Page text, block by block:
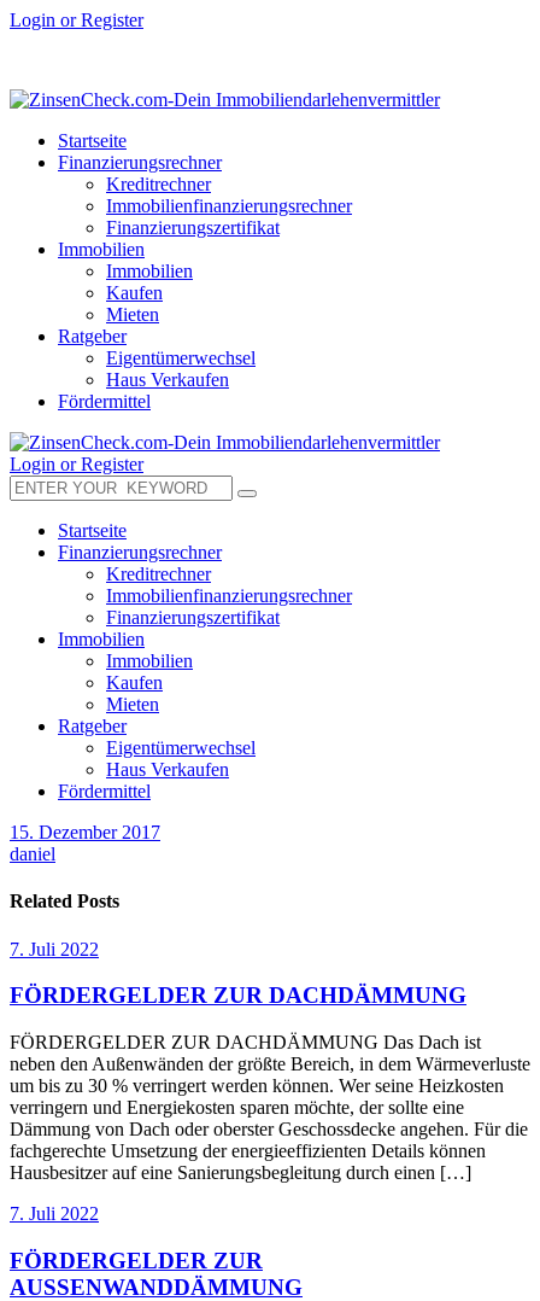
Login or Register
Startseite
Finanzierungsrechner
Kreditrechner
Immobilienfinanzierungsrechner
Finanzierungszertifikat
Immobilien
Immobilien
Kaufen
Mieten
Ratgeber
Eigentümerwechsel
Haus Verkaufen
Fördermittel
Login or Register
Startseite
Finanzierungsrechner
Kreditrechner
Immobilienfinanzierungsrechner
Finanzierungszertifikat
Immobilien
Immobilien
Kaufen
Mieten
Ratgeber
Eigentümerwechsel
Haus Verkaufen
Fördermittel
15. Dezember 2017
daniel
Related Posts
7. Juli 2022
FÖRDERGELDER ZUR DACHDÄMMUNG
FÖRDERGELDER ZUR DACHDÄMMUNG Das Dach ist
neben den Außenwänden der größte Bereich, in dem Wärmeverluste
um bis zu 30 % verringert werden können. Wer seine Heizkosten
verringern und Energiekosten sparen möchte, der sollte eine
Dämmung von Dach oder oberster Geschossdecke angehen. Für die
fachgerechte Umsetzung der energieeffizienten Details können
Hausbesitzer auf eine Sanierungsbegleitung durch einen […]
7. Juli 2022
FÖRDERGELDER ZUR
AUSSENWANDDÄMMUNG